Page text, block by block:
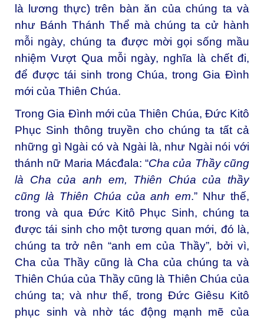
là lương thực) trên bàn ăn của chúng ta và
như Bánh Thánh Thể mà chúng ta cử hành
mỗi ngày, chúng ta được mời gọi sống mầu
nhiệm Vượt Qua mỗi ngày, nghĩa là chết đi,
để được tái sinh trong Chúa, trong Gia Đình
mới của Thiên Chúa.
Trong Gia Đình mới của Thiên Chúa, Đức Kitô
Phục Sinh thông truyền cho chúng ta tất cả
những gì Ngài có và Ngài là, như Ngài nói với
thánh nữ Maria Mácđala: “Cha của Thầy cũng
là Cha của anh em, Thiên Chúa của thầy
cũng là Thiên Chúa của anh em.” Như thế,
trong và qua Đức Kitô Phục Sinh, chúng ta
được tái sinh cho một tương quan mới, đó là,
chúng ta trở nên “anh em của Thầy”, bởi vì,
Cha của Thầy cũng là Cha của chúng ta và
Thiên Chúa của Thầy cũng là Thiên Chúa của
chúng ta; và như thế, trong Đức Giêsu Kitô
phục sinh và nhờ tác động mạnh mẽ của